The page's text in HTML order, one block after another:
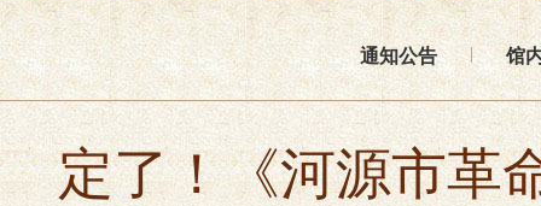
通知公告 馆
定了！《河源市革